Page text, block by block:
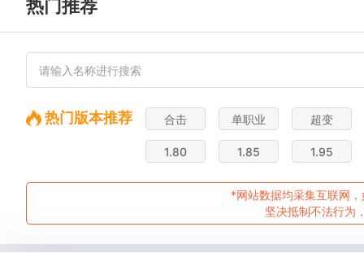
热门推荐
热门版本推荐 合击 单职业 超变
1.80 1.85 1.95
*网站数据均采集互联网
坚决抵制不法行为